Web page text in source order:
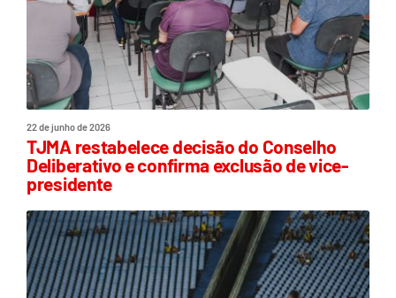
22 de junho de 2026
TJMA restabelece decisão do Conselho
Deliberativo e confirma exclusão de vice-
presidente